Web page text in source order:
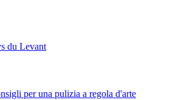
du Levant
per una pulizia a regola d'arte